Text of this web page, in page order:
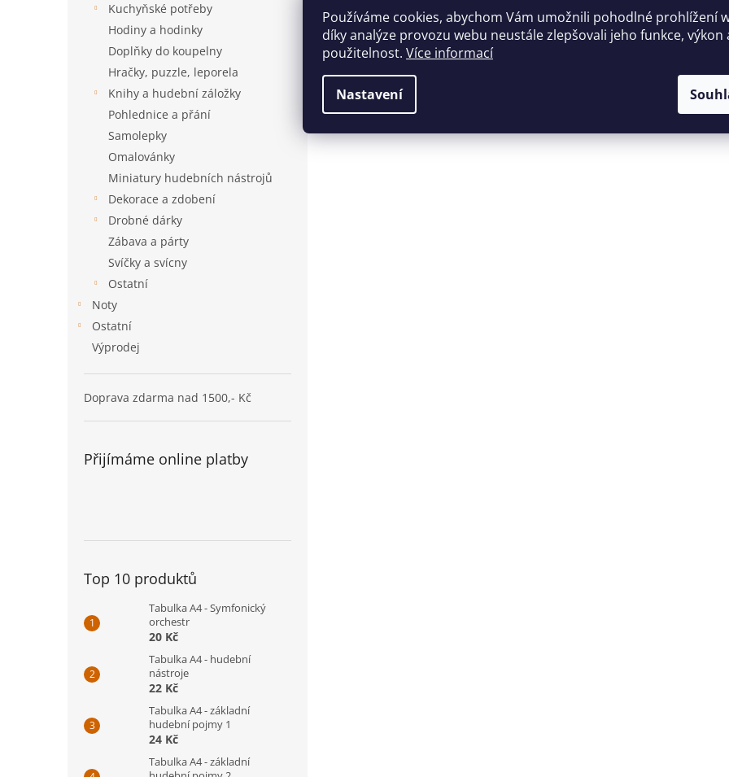
Používáme cookies, abychom Vám umožnili pohodlné prohlížení
díky analýze provozu webu neustále zlepšovali jeho funkce, výkon
použitelnost. Více informací
Nastavení
Kuchyňské potřeby
Hodiny a hodinky
Doplňky do koupelny
Hračky, puzzle, leporela
Knihy a hudební záložky
Pohlednice a přání
Samolepky
Omalovánky
Miniatury hudebních nástrojů
Dekorace a zdobení
Drobné dárky
Zábava a párty
Svíčky a svícny
Ostatní
Noty
Ostatní
Výprodej
Doprava zdarma nad 1500,- Kč
Přijímáme online platby
Top 10 produktů
Tabulka A4 - Symfonický
orchestr
20 Kč
Tabulka A4 - hudební
nástroje
22 Kč
Tabulka A4 - základní
hudební pojmy 1
24 Kč
Tabulka A4 - základní